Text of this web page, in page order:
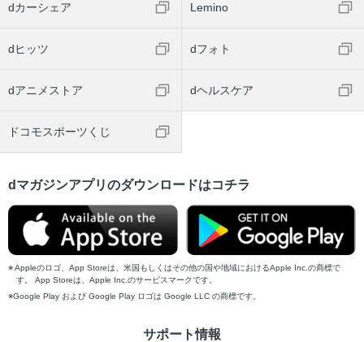
dカーシェア Lemino
dヒッツ dフォト
dアニメストア dヘルスケア
ドコモスポーツくじ
dマガジンアプリのダウンロードはコチラ
Appleのロゴ、App Storeは、米国もしくはその他の国や地域におけるApple Inc.の商標で
す。 App Storeは、Apple Inc.のサービスマークです。
Google Play および Google Play ロゴは Google LLC の商標です。
サポート情報